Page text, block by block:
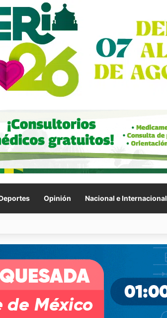
Opinión Nacional e Internacional
Circuito Potosí en la movilidad de Villa de Pozos